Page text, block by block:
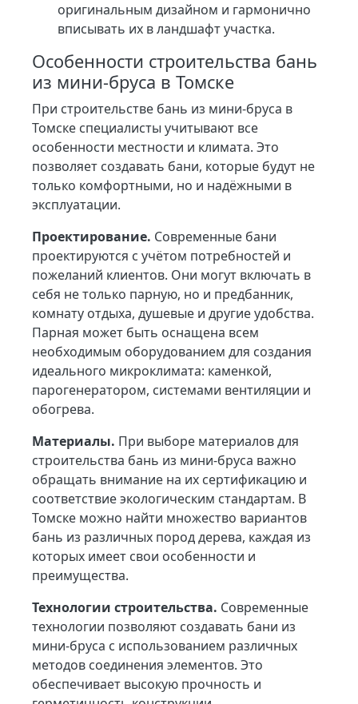
оригинальным дизайном и гармонично
вписывать их в ландшафт участка.
Особенности строительства бань
из мини-бруса в Томске
При строительстве бань из мини-бруса в
Томске специалисты учитывают все
особенности местности и климата. Это
позволяет создавать бани, которые будут не
только комфортными, но и надёжными в
эксплуатации.
Проектирование. Современные бани
проектируются с учётом потребностей и
пожеланий клиентов. Они могут включать в
себя не только парную, но и предбанник,
комнату отдыха, душевые и другие удобства.
Парная может быть оснащена всем
необходимым оборудованием для создания
идеального микроклимата: каменкой,
парогенератором, системами вентиляции и
обогрева.
Материалы. При выборе материалов для
строительства бань из мини-бруса важно
обращать внимание на их сертификацию и
соответствие экологическим стандартам. В
Томске можно найти множество вариантов
бань из различных пород дерева, каждая из
которых имеет свои особенности и
преимущества.
Технологии строительства. Современные
технологии позволяют создавать бани из
мини-бруса с использованием различных
методов соединения элементов. Это
обеспечивает высокую прочность и